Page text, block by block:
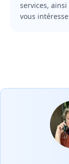
services,
vous